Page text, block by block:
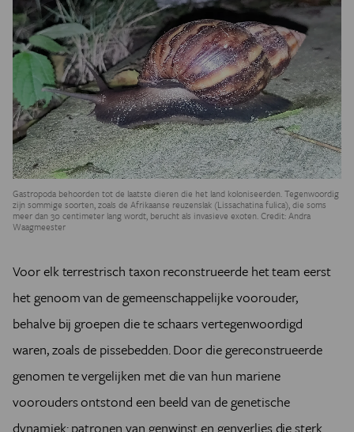
Gastropoda behoorden tot de laatste dieren die het land koloniseerden. Tegenwoordig
zijn sommige soorten, zoals de Afrikaanse reuzenslak (Lissachatina fulica), die soms
meer dan 30 centimeter lang wordt, berucht als invasieve exoten. Credit: Andra
Waagmeester
Voor elk terrestrisch taxon reconstrueerde het team eerst
het genoom van de gemeenschappelijke voorouder,
behalve bij groepen die te schaars vertegenwoordigd
waren, zoals de pissebedden. Door die gereconstrueerde
genomen te vergelijken met die van hun mariene
voorouders ontstond een beeld van de genetische
dynamiek: patronen van genwinst en genverlies die sterk